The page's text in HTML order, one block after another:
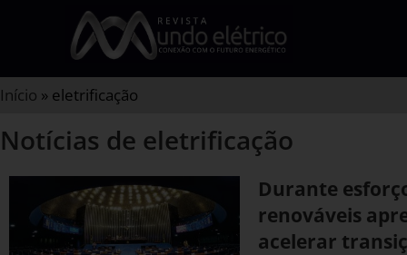
Início » eletrificação
Notícias de eletrificação
Durante
renováveis
acelerar